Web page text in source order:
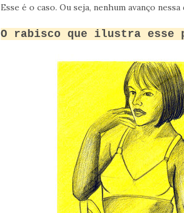
Esse é o caso. Ou seja, nenhum avanço
O rabisco que ilustra esse